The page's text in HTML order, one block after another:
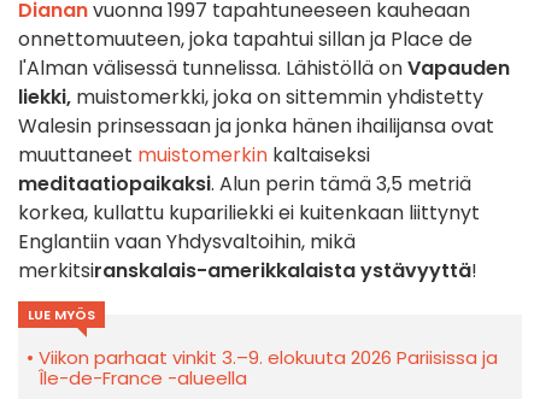
Diananvuonna 1997 tapahtuneeseen kauheaan
onnettomuuteen, joka tapahtui sillan ja Place de
l'Alman välisessä tunnelissa. Lähistöllä onVapauden
liekki, muistomerkki, joka on sittemmin yhdistetty
Walesin prinsessaan ja jonka hänen ihailijansa ovat
muuttaneet muistomerkin kaltaiseksi
meditaatiopaikaksi. Alun perin tämä 3,5 metriä
korkea, kullattu kupariliekki ei kuitenkaan liittynyt
Englantiin vaan Yhdysvaltoihin, mikä
merkitsiranskalais-amerikkalaista ystävyyttä!
LUE MYÖS
Viikon parhaat vinkit 3.–9. elokuuta 2026 Pariisissa ja
Île-de-France -alueella